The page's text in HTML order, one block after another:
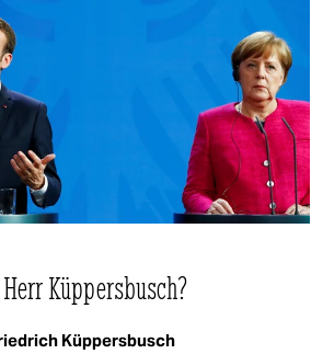
Küppersbusch?
Küppersbusch